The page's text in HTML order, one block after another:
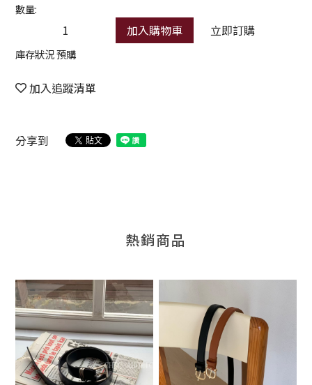
數量:
加入購物車 立即訂購
庫存狀況 預購
加入追蹤清單
分享到
熱銷商品